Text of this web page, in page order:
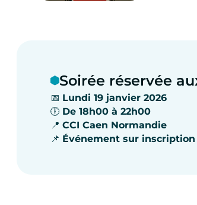
Soirée réservée
📅 Lundi 19 janvier 2026
🕕 De 18h00 à 22h00
📍 CCI Caen Normandie
📌 Événement sur inscription